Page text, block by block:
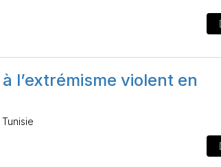
l’extrémisme violent en